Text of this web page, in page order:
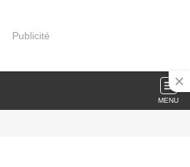
Publicité
MENU